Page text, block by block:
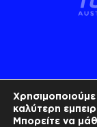
καλύτερη
Μπορείτε να